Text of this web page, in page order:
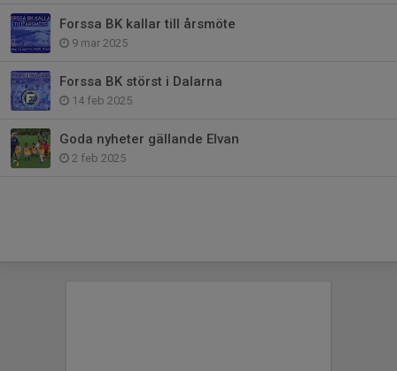
Forssa BK kallar till årsmöte
9 mar 2025
Forssa BK störst i Dalarna
14 feb 2025
Goda nyheter gällande Elvan
2 feb 2025